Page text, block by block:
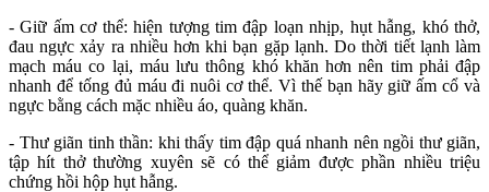
- Giữ ấm cơ thể: hiện tượng tim đập loạn nhịp, hụt hẫng, khó thở,
đau ngực xảy ra nhiều hơn khi bạn gặp lạnh. Do thời tiết lạnh làm
mạch máu co lại, máu lưu thông khó khăn hơn nên tim phải đập
nhanh để tống đủ máu đi nuôi cơ thể. Vì thế bạn hãy giữ ấm cổ và
ngực bằng cách mặc nhiều áo, quàng khăn.
- Thư giãn tinh thần: khi thấy tim đập quá nhanh nên ngồi thư giãn,
tập hít thở thường xuyên sẽ có thể giảm được phần nhiều triệu
chứng hồi hộp hụt hẫng.